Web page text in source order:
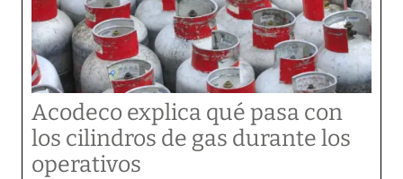
Acodeco explica qué pasa con
los cilindros de gas durante los
operativos